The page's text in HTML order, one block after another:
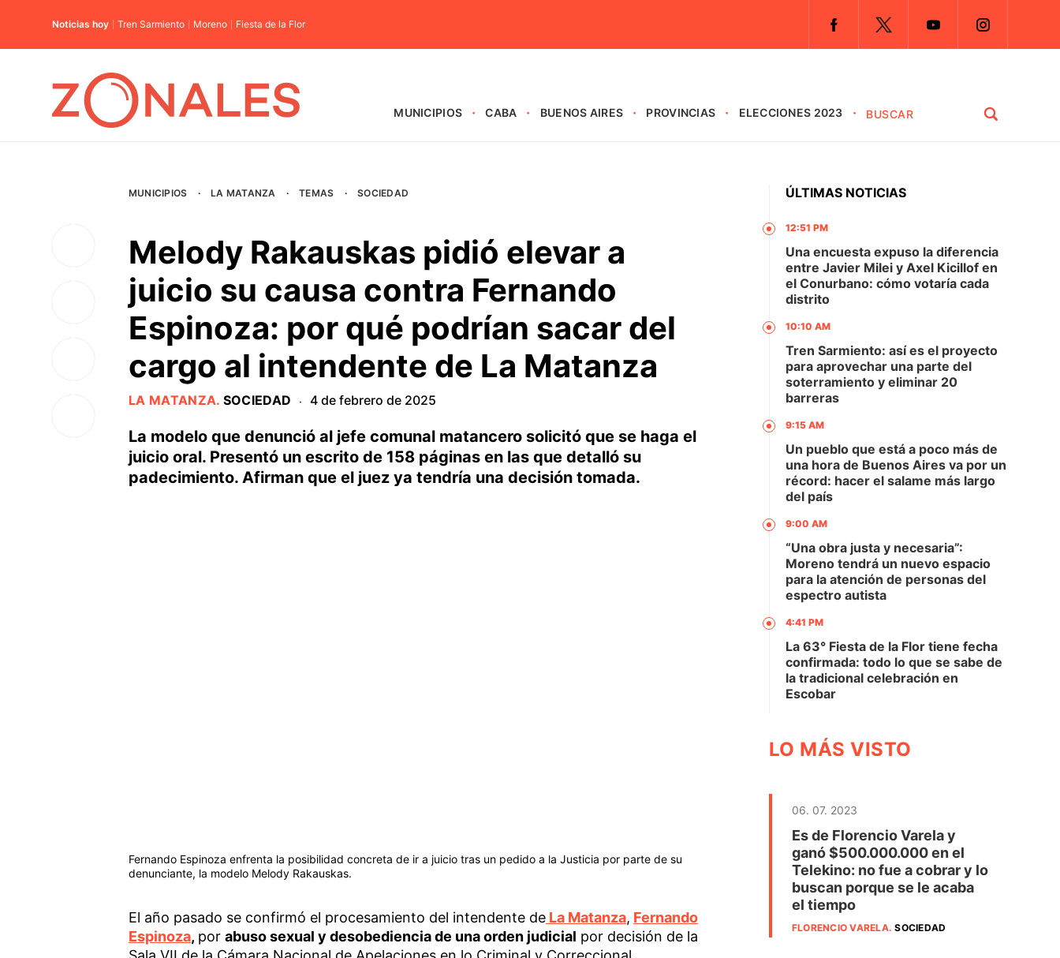
Noticias hoy Tren Sarmiento Moreno Fiesta de la Flor
MUNICIPIOS CABA BUENOS AIRES PROVINCIAS ELECCIONES 2023
MUNICIPIOS · LA MATANZA · TEMAS · SOCIEDAD
Melody Rakauskas pidió elevar a
juicio su causa contra Fernando
Espinoza: por qué podrían sacar del
cargo al intendente de La Matanza
LA MATANZA. SOCIEDAD · 4 de febrero de 2025
La modelo que denunció al jefe comunal matancero solicitó que se haga el
juicio oral. Presentó un escrito de 158 páginas en las que detalló su
padecimiento. Afirman que el juez ya tendría una decisión tomada.
Fernando Espinoza enfrenta la posibilidad concreta de ir a juicio tras un pedido a la Justicia por parte de su
denunciante, la modelo Melody Rakauskas.
El año pasado se confirmó el procesamiento del intendente deLa Matanza, Fernando
Espinoza, por abuso sexual y desobediencia de una orden judicial por decisión de la
ÚLTIMAS NOTICIAS
12:51 PM
Una encuesta expuso la diferencia
entre Javier Milei y Axel Kicillof en
el Conurbano: cómo votaría cada
distrito
10:10 AM
Tren Sarmiento: así es el proyecto
para aprovechar una parte del
soterramiento y eliminar 20
barreras
9:15 AM
Un pueblo que está a poco más de
una hora de Buenos Aires va por un
récord: hacer el salame más largo
del país
9:00 AM
“Una obra justa y necesaria”:
Moreno tendrá un nuevo espacio
para la atención de personas del
espectro autista
4:41 PM
La 63° Fiesta de la Flor tiene fecha
confirmada: todo lo que se sabe de
la tradicional celebración en
Escobar
LO MÁS VISTO
06. 07. 2023
Es de Florencio Varela y
ganó $500.000.000 en el
Telekino: no fue a cobrar y lo
buscan porque se le acaba
el tiempo
FLORENCIO VARELA.SOCIEDAD